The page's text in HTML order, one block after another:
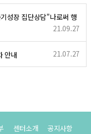
성장 집단상담"나로써 행
21.09.27
안내 21.07.27
센터소개 공지사항